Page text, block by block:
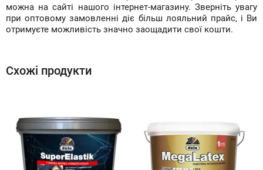
можна на сайті нашого інтернет-магазину. Зверніть увагу
при оптовому замовленні діє більш лояльний прайс, і Ви
отримуєте можливість значно заощадити свої кошти.
Схожі продукти